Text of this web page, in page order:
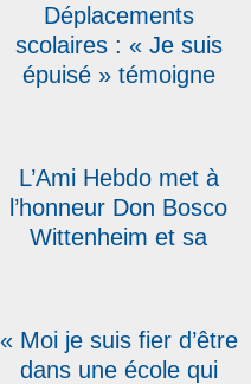
Déplacements
scolaires : « Je suis
épuisé » témoigne
La Provence
L’Ami Hebdo met à
l’honneur Don Bosco
Wittenheim et sa
« Moi je suis fier d’être
dans une école qui